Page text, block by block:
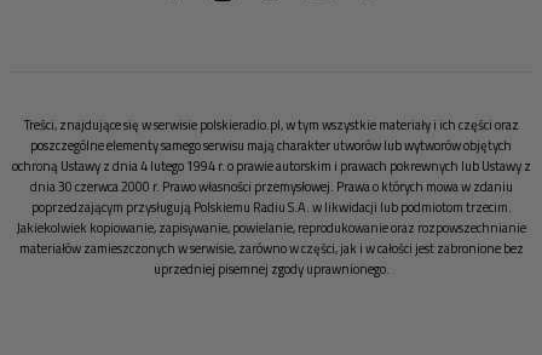
Treści, znajdujące się w serwisie polskieradio.pl, w tym wszystkie materiały i ich części oraz
poszczególne elementy samego serwisu mają charakter utworów lub wytworów objętych
ochroną Ustawy z dnia 4 lutego 1994 r. o prawie autorskim i prawach pokrewnych lub Ustawy z
dnia 30 czerwca 2000 r. Prawo własności przemysłowej. Prawa o których mowa w zdaniu
poprzedzającym przysługują Polskiemu Radiu S.A. w likwidacji lub podmiotom trzecim.
Jakiekolwiek kopiowanie, zapisywanie, powielanie, reprodukowanie oraz rozpowszechnianie
materiałów zamieszczonych w serwisie, zarówno w części, jak i w całości jest zabronione bez
uprzedniej pisemnej zgody uprawnionego.